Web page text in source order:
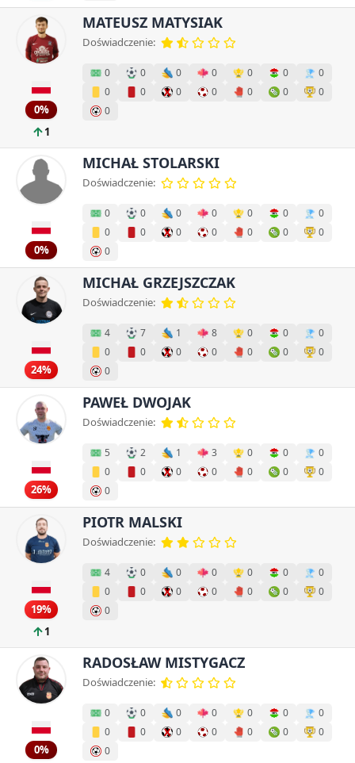
0%
1
MATEUSZ MATYSIAK
Doświadczenie:
0 0 0 0 0 0
0
0
0 0 0 0 0
0
0
0%
MICHAŁ STOLARSKI
Doświadczenie:
0 0 0 0 0 0
0
0
0 0 0 0 0
0
0
24%
MICHAŁ GRZEJSZCZAK
Doświadczenie:
4 7 1 8 0 0
0
0
0 0 0 0 0
0
0
26%
PAWEŁ DWOJAK
Doświadczenie:
5 2 1 3 0 0
0
0
0 0 0 0 0
0
0
19%
1
PIOTR MALSKI
Doświadczenie:
4 0 0 0 0 0
0
0
0 0 0 0 0
0
0
0%
RADOSŁAW MISTYGACZ
Doświadczenie:
0 0 0 0 0 0
0
0
0 0 0 0 0
0
0